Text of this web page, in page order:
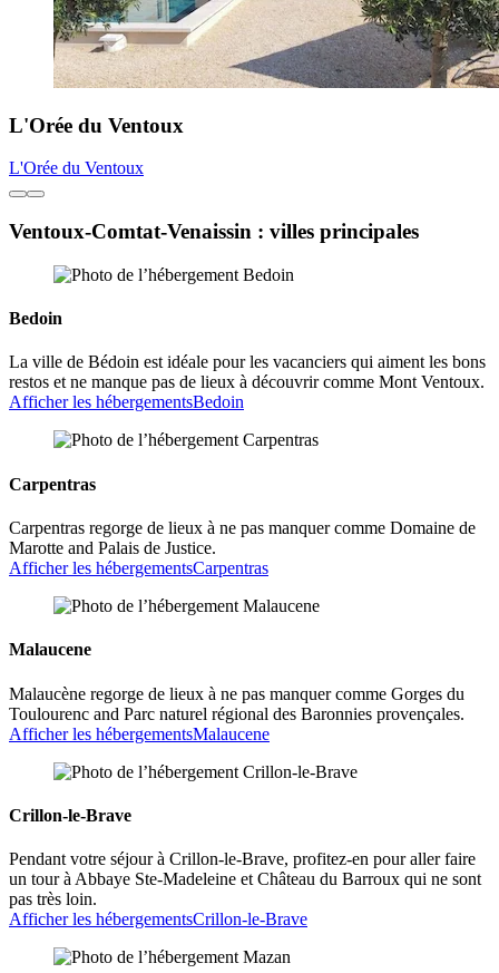
L'Orée du Ventoux
L'Orée du Ventoux
Ventoux-Comtat-Venaissin : villes principales
Bedoin
La ville de Bédoin est idéale pour les vacanciers qui aiment les bons
restos et ne manque pas de lieux à découvrir comme Mont Ventoux.
Afficher les hébergementsBedoin
Carpentras
Carpentras regorge de lieux à ne pas manquer comme Domaine de
Marotte and Palais de Justice.
Afficher les hébergementsCarpentras
Malaucene
Malaucène regorge de lieux à ne pas manquer comme Gorges du
Toulourenc and Parc naturel régional des Baronnies provençales.
Afficher les hébergementsMalaucene
Crillon-le-Brave
Pendant votre séjour à Crillon-le-Brave, profitez-en pour aller faire
un tour à Abbaye Ste-Madeleine et Château du Barroux qui ne sont
pas très loin.
Afficher les hébergementsCrillon-le-Brave